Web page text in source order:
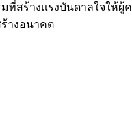
รมที่สร้างแรงบันดาลใจ
างอนาคต